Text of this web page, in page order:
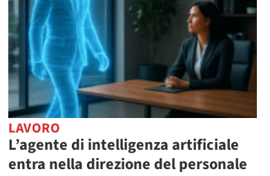
LAVORO
L’agente di intelligenza artificiale
entra nella direzione del personale